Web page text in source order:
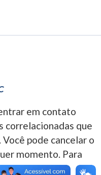
em contato
correlacionadas que
pode cancelar o
momento. Para
de